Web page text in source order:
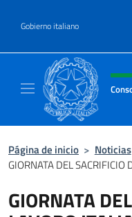
Gobierno italiano
Encabezado
Página de inicio > Noticias
GIORNATA DEL
GIORNATA